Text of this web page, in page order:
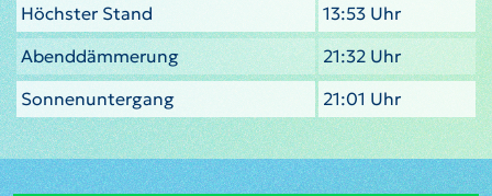
Höchster Stand
13:53 Uhr
Abenddämmerung
21:32 Uhr
Sonnenuntergang
21:01 Uhr